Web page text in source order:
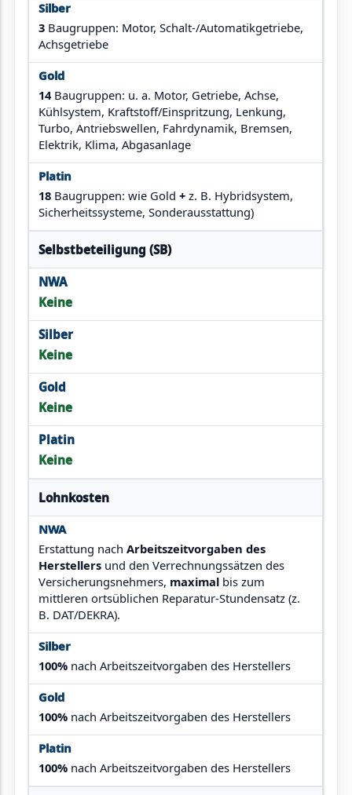
3 Baugruppen: Motor, Schalt-/Automatikgetriebe,
Achsgetriebe
14Baugruppen: u. a. Motor, Getriebe, Achse,
Kühlsystem, Kraftstoff/Einspritzung, Lenkung,
Turbo, Antriebswellen, Fahrdynamik, Bremsen,
Elektrik, Klima, Abgasanlage
18 Baugruppen: wie Gold + z. B. Hybridsystem,
Sicherheitssysteme, Sonderausstattung)
Selbstbeteiligung (SB)
Keine
Keine
Keine
Keine
Lohnkosten
Erstattung nach Arbeitszeitvorgaben des
Herstellers und den Verrechnungssätzen des
Versicherungsnehmers, maximal bis zum
mittleren ortsüblichen Reparatur-Stundensatz (z.
B. DAT/DEKRA).
100% nach Arbeitszeitvorgaben des Herstellers
100% nach Arbeitszeitvorgaben des Herstellers
100% nach Arbeitszeitvorgaben des Herstellers